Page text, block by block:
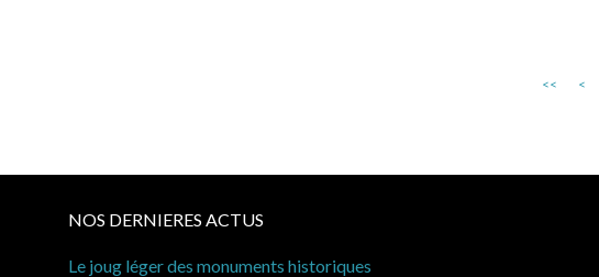
<< <
NOS DERNIERES ACTUS
Le joug léger des monuments historiques